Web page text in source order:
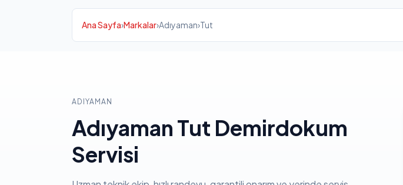
Ana Sayfa›Markalar›Adıyaman›Tut
ADIYAMAN
Adıyaman Tut Demirdokum
Servisi